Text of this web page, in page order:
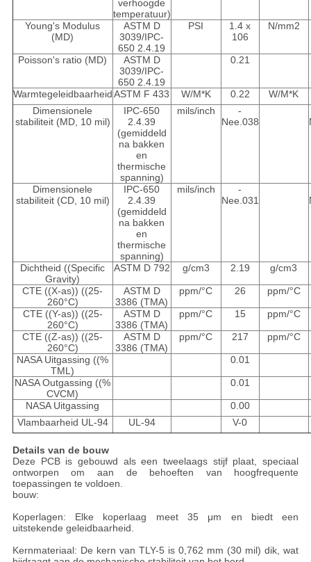
verhoogde
temperatuur)
Young's Modulus
(MD)
ASTM D
3039/IPC-
650 2.4.19
PSI
1.4 x
106
N/mm2
Poisson's ratio (MD)
ASTM D
3039/IPC-
650 2.4.19
0.21
Warmtegeleidbaarheid ASTM F 433 W/M*K 0.22
W/M*K
Dimensionele
stabiliteit (MD, 10 mil)
IPC-650
2.4.39
(gemiddeld
na bakken
en
thermische
spanning)
mils/inch
-
Nee.038
Dimensionele
stabiliteit (CD, 10 mil)
IPC-650
2.4.39
(gemiddeld
na bakken
en
thermische
spanning)
mils/inch
-
Nee.031
Dichtheid ((Specific
Gravity)
ASTM D 792 g/cm3 2.19 g/cm3
CTE ((X-as)) ((25-
260°C)
ASTM D
3386 (TMA)
ppm/°C 26 ppm/°C
CTE ((Y-as)) ((25-
260°C)
ASTM D
3386 (TMA)
ppm/°C 15 ppm/°C
CTE ((Z-as)) ((25-
260°C)
ASTM D
3386 (TMA)
ppm/°C 217 ppm/°C
NASA Uitgassing ((%
TML)
0.01
NASA Outgassing ((%
CVCM)
0.01
NASA Uitgassing
0.00
Vlambaarheid UL-94
UL-94 V-0
Details van de bouw
Deze PCB is gebouwd als een tweelaags stijf plaat, speciaal
ontworpen om aan de behoeften van hoogfrequente
toepassingen te voldoen.
bouw:
Koperlagen: Elke koperlaag meet 35 μm en biedt een
uitstekende geleidbaarheid.
Kernmateriaal: De kern van TLY-5 is 0,762 mm (30 mil) dik, wat